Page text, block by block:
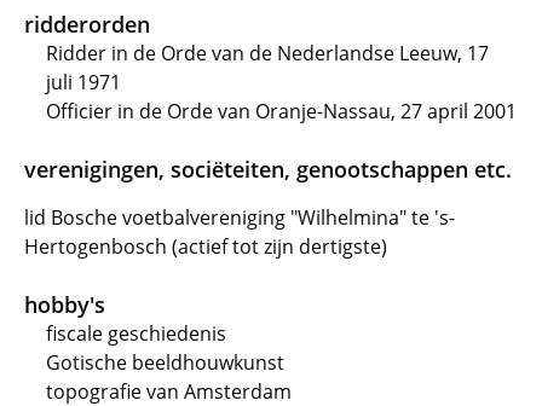
ridderorden
Ridder in de Orde van de Nederlandse Leeuw, 17
juli 1971
Officier in de Orde van Oranje-Nassau, 27 april 2001
verenigingen, sociëteiten, genootschappen etc.
lid Bosche voetbalvereniging "Wilhelmina" te 's-
Hertogenbosch (actief tot zijn dertigste)
hobby's
fiscale geschiedenis
Gotische beeldhouwkunst
topografie van Amsterdam